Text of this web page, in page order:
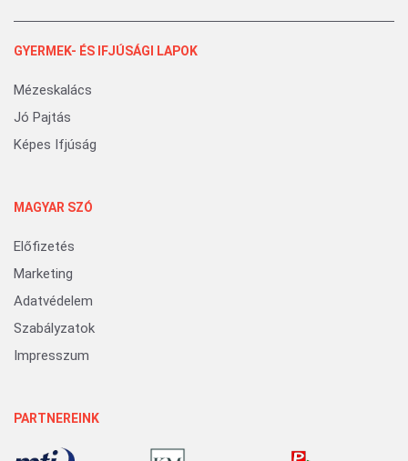
GYERMEK- ÉS IFJÚSÁGI LAPOK
Mézeskalács
Jó Pajtás
Képes Ifjúság
MAGYAR SZÓ
Előfizetés
Marketing
Adatvédelem
Szabályzatok
Impresszum
PARTNEREINK